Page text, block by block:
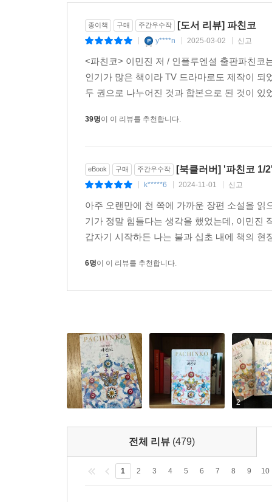
한국인들의 교육열에 관한 세 번째 장편소설 『
3부작’으로 소개한다. 그가 이처럼 한국인 이야
“한국인은 지적으로나, 감성적으로나 깊이 있는
들려주고 싶다고 밝혔다.
문체를 살리고자 노력했다. 또한 작가가 처음 의
구성을 그대로 따랐다. 여기에 새 출간을 기념해
대해 “번역은 문학의 천사와 예술가의 작업”이
바로 지금, 전 세계를 들썩이게 한 우리의 이야기
생선 중개상으로 부산과 일본을 오가다 선자를 만
이삭평양의 유복한 기독교 집안 출신의 목사. 태
하숙집에 잠시 묵으려다가 결핵으로 쓰러져 발이
선자와 함께 하숙집을 운영한다.
훈이선자의 아버지. 입술과 발에 장애를 가지고
종이책 구매 주간우수작 [도서 리뷰] 파친코
y****n 2025-03-02 신고
<파친코> 이민진 저 / 인플루엔셜 출판파친코
인기가 많은 책이라 TV 드라마로도 제작이
두 권으로 나누어진 것과 합본으로 된 것이
39명이 이 리뷰를 추천합니다.
eBook 구매 주간우수작 [북클러버] '파친코 1/
k*****6 2024-11-01 신고
아주 오랜만에 천 쪽에 가까운 장편 소설을
기가 정말 힘들다는 생각을 했었는데, 이민진
갑자기 시작하든 나는 불과 십초 내에 책의
6명이 이 리뷰를 추천합니다.
2
전체 리뷰 (479)
1 2 3 4 5 6 7 8 9 10